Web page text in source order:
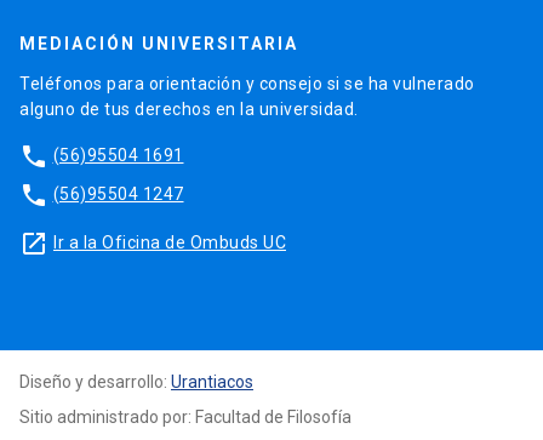
MEDIACIÓN UNIVERSITARIA
Teléfonos para orientación y consejo si se ha vulnerado
alguno de tus derechos en la universidad.
phone (56)95504 1691
phone (56)95504 1247
launch Ir a la Oficina de Ombuds UC
Diseño y desarrollo: Urantiacos
Sitio administrado por: Facultad de Filosofía